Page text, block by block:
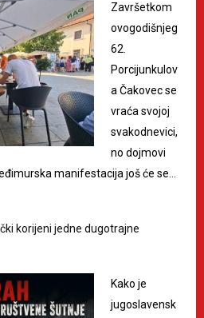
Završetkom
ovogodišnjeg
62.
Porcijunkulov
a Čakovec se
vraća svojoj
svakodnevici,
no dojmovi
manifestacija još će se…
korijeni jedne dugotrajne
Kako je
jugoslavensk